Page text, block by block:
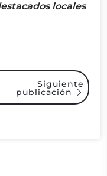
locales
Siguiente
publicación